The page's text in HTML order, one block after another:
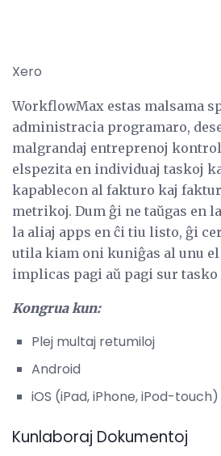
Xero
WorkflowMax estas malsama
administracia programaro,
malgrandaj entreprenoj
elspezita en individuaj taskoj
kapablecon al fakturo kaj
metrikoj. Dum ĝi ne taŭgas en
la aliaj apps en ĉi tiu listo, ĝi
utila kiam oni kuniĝas al unu
implicas pagi aŭ pagi sur tasko
Kongrua kun:
Plej multaj retumiloj
Android
iOS (iPad, iPhone, iPod-touch)
Kunlaboraj Dokumentoj